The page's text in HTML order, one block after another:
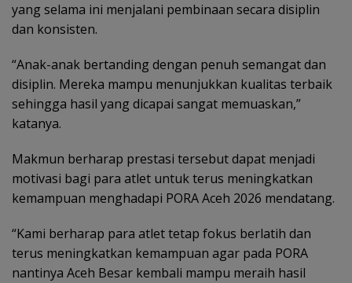
yang selama ini menjalani pembinaan secara disiplin
dan konsisten.
“Anak-anak bertanding dengan penuh semangat dan
disiplin. Mereka mampu menunjukkan kualitas terbaik
sehingga hasil yang dicapai sangat memuaskan,”
katanya.
Makmun berharap prestasi tersebut dapat menjadi
motivasi bagi para atlet untuk terus meningkatkan
kemampuan menghadapi PORA Aceh 2026 mendatang.
“Kami berharap para atlet tetap fokus berlatih dan
terus meningkatkan kemampuan agar pada PORA
nantinya Aceh Besar kembali mampu meraih hasil